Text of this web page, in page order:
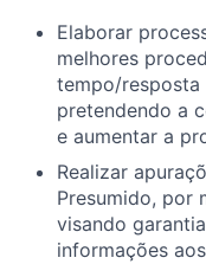
Elaborar
melhores
tempo/resposta
pretendendo a
e aumentar a
Realizar
Presumido, por
visando
informações